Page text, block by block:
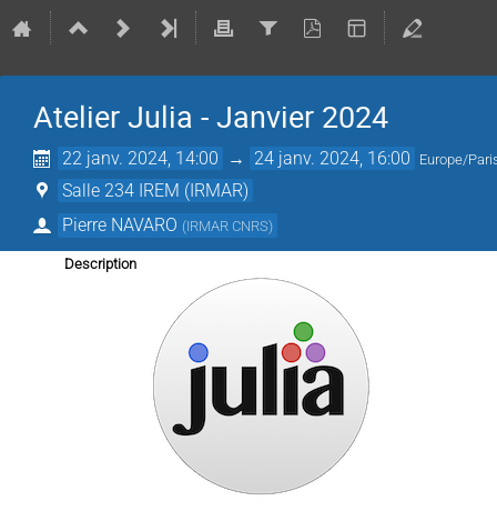
Atelier Julia - Janvier 2024
22 janv. 2024, 14:00 → 24 janv. 2024, 16:00 Europe/
Salle 234 IREM (IRMAR)
Pierre NAVARO (IRMAR CNRS)
Description